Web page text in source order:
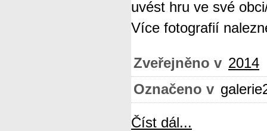
uvést hru ve své
Více fotografií
Zveřejněno v 2014
Označeno v
Číst dál...